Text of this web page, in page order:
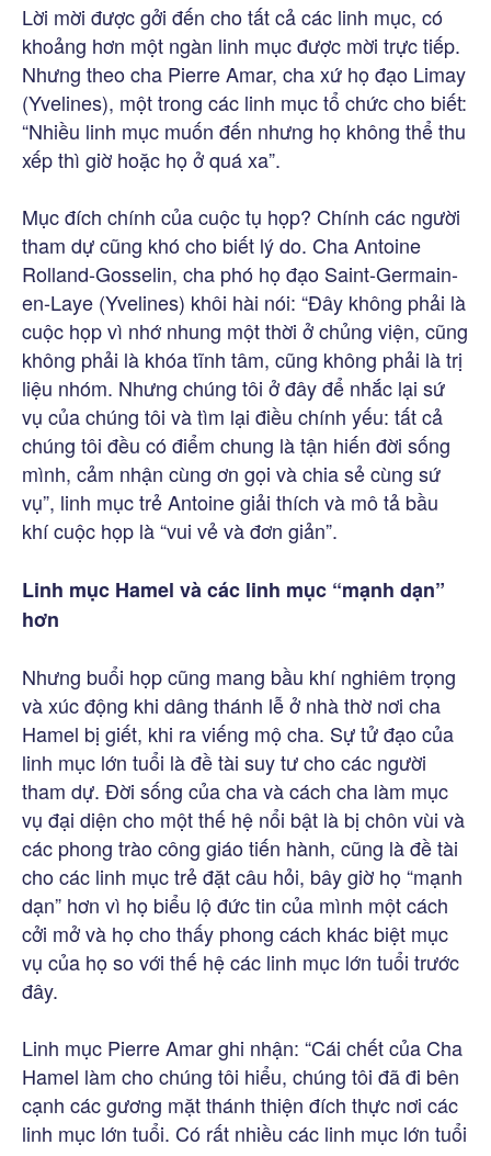
Lời mời được gởi đến cho tất cả các linh mục, có
khoảng hơn một ngàn linh mục được mời trực tiếp.
Nhưng theo cha Pierre Amar, cha xứ họ đạo Limay
(Yvelines), một trong các linh mục tổ chức cho biết:
“Nhiều linh mục muốn đến nhưng họ không thể thu
xếp thì giờ hoặc họ ở quá xa”.
Mục đích chính của cuộc tụ họp? Chính các người
tham dự cũng khó cho biết lý do. Cha Antoine
Rolland-Gosselin, cha phó họ đạo Saint-Germain-
en-Laye (Yvelines) khôi hài nói: “Đây không phải là
cuộc họp vì nhớ nhung một thời ở chủng viện, cũng
không phải là khóa tĩnh tâm, cũng không phải là trị
liệu nhóm. Nhưng chúng tôi ở đây để nhắc lại sứ
vụ của chúng tôi và tìm lại điều chính yếu: tất cả
chúng tôi đều có điểm chung là tận hiến đời sống
mình, cảm nhận cùng ơn gọi và chia sẻ cùng sứ
vụ”, linh mục trẻ Antoine giải thích và mô tả bầu
khí cuộc họp là “vui vẻ và đơn giản”.
Linh mục Hamel và các linh mục “mạnh dạn”
hơn
Nhưng buổi họp cũng mang bầu khí nghiêm trọng
và xúc động khi dâng thánh lễ ở nhà thờ nơi cha
Hamel bị giết, khi ra viếng mộ cha. Sự tử đạo của
linh mục lớn tuổi là đề tài suy tư cho các người
tham dự. Đời sống của cha và cách cha làm mục
vụ đại diện cho một thế hệ nổi bật là bị chôn vùi và
các phong trào công giáo tiến hành, cũng là đề tài
cho các linh mục trẻ đặt câu hỏi, bây giờ họ “mạnh
dạn” hơn vì họ biểu lộ đức tin của mình một cách
cởi mở và họ cho thấy phong cách khác biệt mục
vụ của họ so với thế hệ các linh mục lớn tuổi trước
đây.
Linh mục Pierre Amar ghi nhận: “Cái chết của Cha
Hamel làm cho chúng tôi hiểu, chúng tôi đã đi bên
cạnh các gương mặt thánh thiện đích thực nơi các
linh mục lớn tuổi. Có rất nhiều các linh mục lớn tuổi